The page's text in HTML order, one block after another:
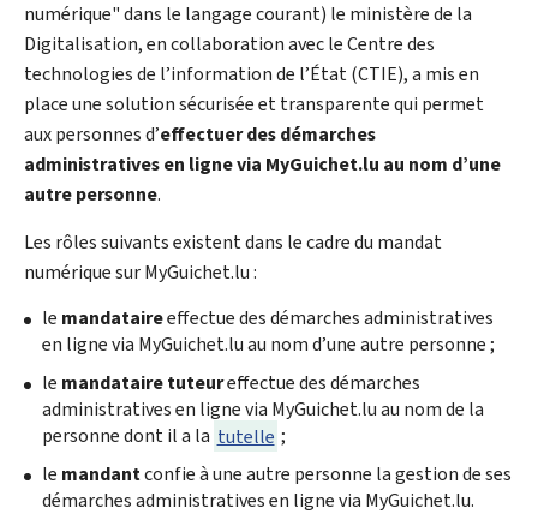
numérique" dans le langage courant) le ministère de la
Digitalisation, en collaboration avec le Centre des
technologies de l’information de l’État (CTIE), a mis en
place une solution sécurisée et transparente qui permet
aux personnes d’effectuer des démarches
administratives en ligne via MyGuichet.lu au nom d’une
autre personne.
Les rôles suivants existent dans le cadre du mandat
numérique surMyGuichet.lu :
le mandataireeffectue des démarches administratives
en ligne via MyGuichet.lu au nom d’une autre personne ;
le mandataire tuteureffectue des démarches
administratives en ligne via MyGuichet.lu au nom de la
personne dont il a la tutelle ;
le mandantconfie à une autre personne la gestion de ses
démarches administratives en ligne via MyGuichet.lu.